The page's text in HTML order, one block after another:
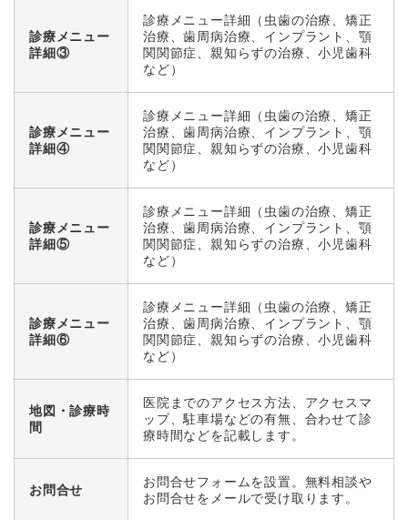
診療メニュー
詳細③
診療メニュー詳細（虫歯の治療、矯正
治療、歯周病治療、インプラント、顎
関関節症、親知らずの治療、小児歯科
など）
診療メニュー
詳細④
診療メニュー詳細（虫歯の治療、矯正
治療、歯周病治療、インプラント、顎
関関節症、親知らずの治療、小児歯科
など）
診療メニュー
詳細⑤
診療メニュー詳細（虫歯の治療、矯正
治療、歯周病治療、インプラント、顎
関関節症、親知らずの治療、小児歯科
など）
診療メニュー
詳細⑥
診療メニュー詳細（虫歯の治療、矯正
治療、歯周病治療、インプラント、顎
関関節症、親知らずの治療、小児歯科
など）
地図・診療時
間
医院までのアクセス方法、アクセスマ
ップ、駐車場などの有無、合わせて診
療時間などを記載します。
お問合せ
お問合せフォームを設置。無料相談や
お問合せをメールで受け取ります。